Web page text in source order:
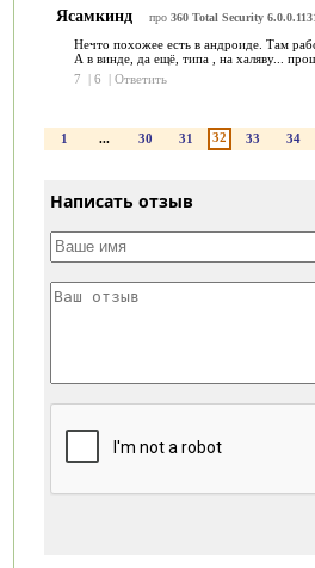
Ясамкинд про 360 Total Security
Нечто похожее есть в андроиде. Там
А в винде, да ещё, типа , на халяву...
7
| 6 | Ответить
1 ... 30 31 32 33 34
Написать отзыв